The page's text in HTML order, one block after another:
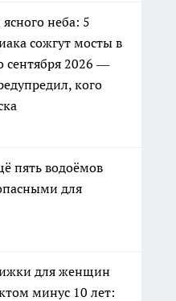
неба: 5
сожгут мосты в
сентября 2026 —
кого
пять водоёмов
для
для женщин
минус 10 лет: